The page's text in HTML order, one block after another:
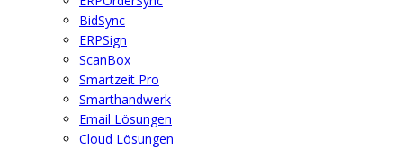
BidSync
ERPSign
ScanBox
Smartzeit Pro
Smarthandwerk
Email Lösungen
Cloud Lösungen